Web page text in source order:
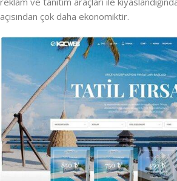
açısından çok daha ekonomiktir.